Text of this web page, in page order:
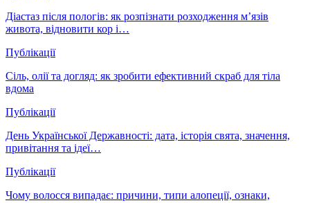
Діастаз після пологів: як розпізнати розходження м’язів
живота, відновити кор і…
Публікації
Сіль, олії та догляд: як зробити ефективний скраб для тіла
вдома
Публікації
День Української Державності: дата, історія свята, значення,
привітання та ідеї…
Публікації
Чому волосся випадає: причини, типи алопеції, ознаки,